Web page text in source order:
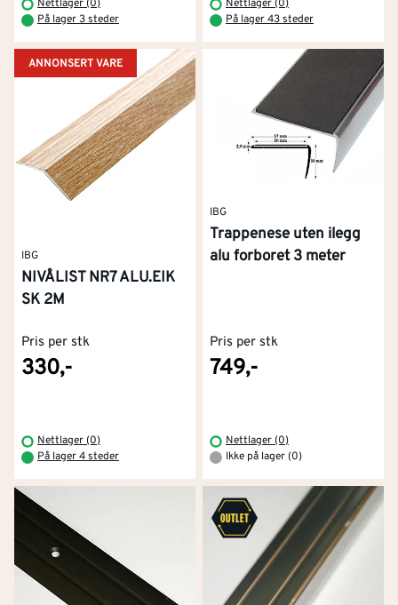
Nettlager (0)
På lager 3 steder
Nettlager (0)
På lager 43 steder
ANNONSERT VARE
IBG
NIVÅLIST NR7 ALU.EIK
SK 2M
Pris per stk
330,-
Nettlager (0)
På lager 4 steder
IBG
Trappenese uten ilegg
alu forboret 3 meter
Pris per stk
749,-
Nettlager (0)
Ikke på lager (0)